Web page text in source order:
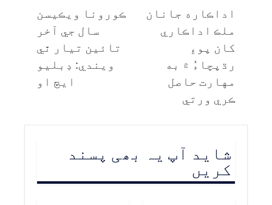
اداڪاره جانان
ملڪ اداڪاري
کان پوءِ
رڌپچاءُ ۾ به
مهارت حاصل
ڪري ورتي
ڪورونا ويڪيسن
سال جي آخر
تائين تيار ٿي
ويندي: ڊبليو
ايڇ او
شاید آپ یہ بھی پسند
کریں